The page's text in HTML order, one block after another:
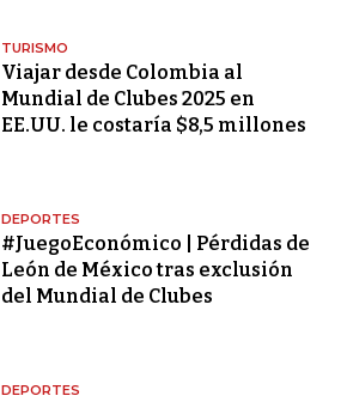
TURISMO
Viajar desde Colombia al
Mundial de Clubes 2025 en
EE.UU. le costaría $8,5 millones
DEPORTES
#JuegoEconómico | Pérdidas de
León de México tras exclusión
del Mundial de Clubes
DEPORTES